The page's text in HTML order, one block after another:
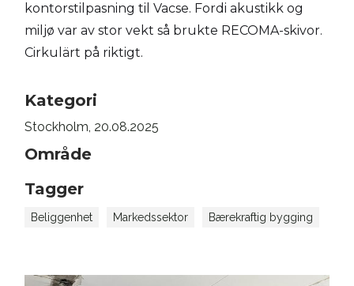
kontorstilpasning til Vacse. Fordi akustikk og
miljø var av stor vekt så brukte RECOMA-skivor.
Cirkulärt på riktigt.
Kategori
Stockholm, 20.08.2025
Område
Tagger
Beliggenhet Markedssektor Bærekraftig bygging